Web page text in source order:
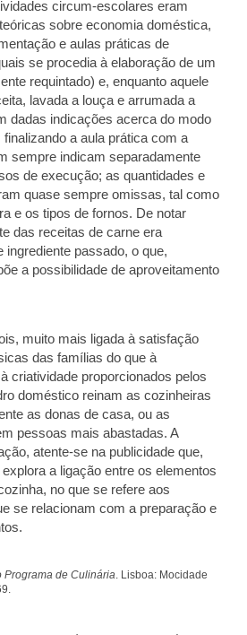
circum-escolares eram
sobre economia doméstica,
e aulas práticas de
se procedia à elaboração de um
requintado) e, enquanto aquele
lavada a louça e arrumada a
dadas indicações acerca do modo
a aula prática com a
sempre indicam separadamente
de execução; as quantidades e
quase sempre omissas, tal como
e os tipos de fornos. De notar
das receitas de carne era
ingrediente passado, o que,
a possibilidade de aproveitamento
muito mais ligada à satisfação
das famílias do que à
criatividade proporcionados pelos
doméstico reinam as cozinheiras
as donas de casa, ou as
pessoas mais abastadas. A
atente-se na publicidade que,
a ligação entre os elementos
no que se refere aos
se relacionam com a preparação e
Programa de Culinária . Lisboa: Mocidade